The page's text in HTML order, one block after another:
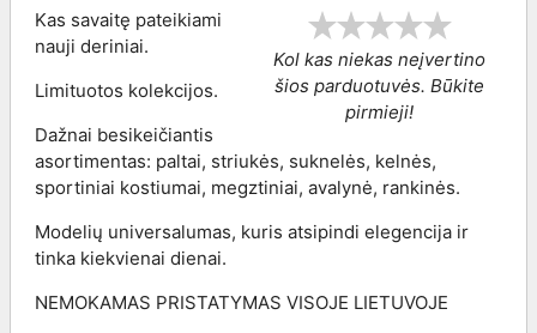
Kol kas niekas neįvertino
šios parduotuvės. Būkite
pirmieji!
Kas savaitę pateikiami
nauji deriniai.
Limituotos kolekcijos.
Dažnai besikeičiantis
asortimentas: paltai, striukės, suknelės, kelnės,
sportiniai kostiumai, megztiniai, avalynė, rankinės.
Modelių universalumas, kuris atsipindi elegencija ir
tinka kiekvienai dienai.
NEMOKAMAS PRISTATYMAS VISOJE LIETUVOJE